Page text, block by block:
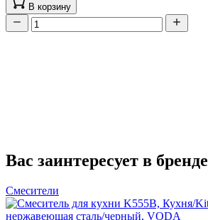
В корзину
Вас заинтересует в бренде
Смесители